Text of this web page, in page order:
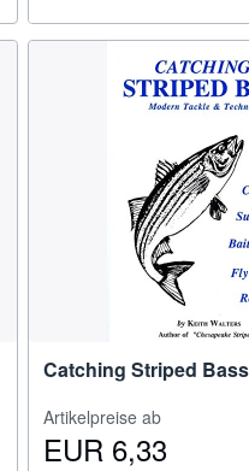
Catching Striped Bass
Artikelpreise ab
EUR 6,33